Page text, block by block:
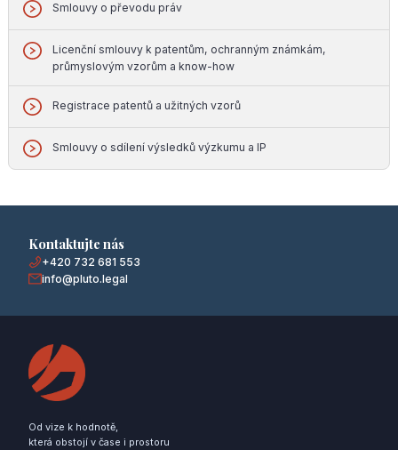
Smlouvy o převodu práv
Licenční smlouvy k patentům, ochranným známkám,
průmyslovým vzorům a know-how
Registrace patentů a užitných vzorů
Smlouvy o sdílení výsledků výzkumu a IP
Kontaktujte nás
+420 732 681 553
info@pluto.legal
Od vize k hodnotě,
která obstojí v čase i prostoru